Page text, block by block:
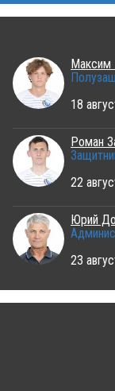
Максим
18
Роман
22
Юрий
23